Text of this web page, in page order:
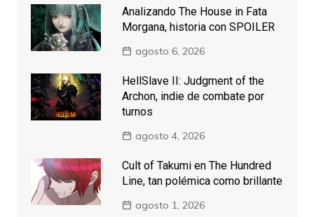
Analizando The House in Fata
Morgana, historia con SPOILER
agosto 6, 2026
HellSlave II: Judgment of the
Archon, indie de combate por
turnos
agosto 4, 2026
Cult of Takumi en The Hundred
Line, tan polémica como brillante
agosto 1, 2026